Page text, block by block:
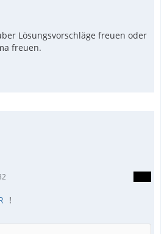
Lösungsvorschläge freuen oder
freuen.
!